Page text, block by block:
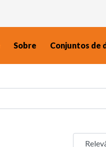
Sobre Conjuntos de